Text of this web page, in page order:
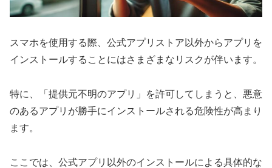
スマホを使用する際、公式アプリストア以外からアプリを
インストールすることにはさまざまなリスクが伴います。
特に、「提供元不明のアプリ」を許可してしまうと、悪意
のあるアプリが勝手にインストールされる危険性が高まり
ます。
ここでは、公式アプリ以外のインストールによる具体的な